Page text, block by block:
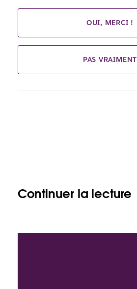
OUI, MERCI !
PAS VRAIMENT
Continuer la lecture